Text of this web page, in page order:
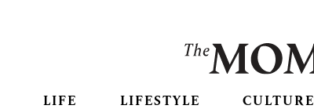
LIFE LIFESTYLE CULTURE